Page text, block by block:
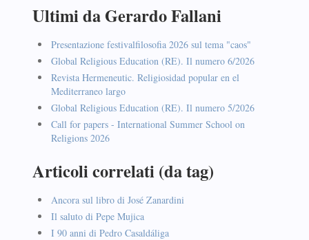
Ultimi da Gerardo Fallani
Presentazione festivalfilosofia 2026 sul tema "caos"
Global Religious Education (RE). Il numero 6/2026
Revista Hermeneutic. Religiosidad popular en el
Mediterraneo largo
Global Religious Education (RE). Il numero 5/2026
Call for papers - International Summer School on
Religions 2026
Articoli correlati (da tag)
Ancora sul libro di José Zanardini
Il saluto di Pepe Mujica
I 90 anni di Pedro Casaldáliga